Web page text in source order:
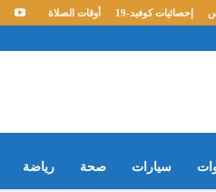
أوقات الصلاة إحصائيات كوفيد-19
سيارات صحة رياضة